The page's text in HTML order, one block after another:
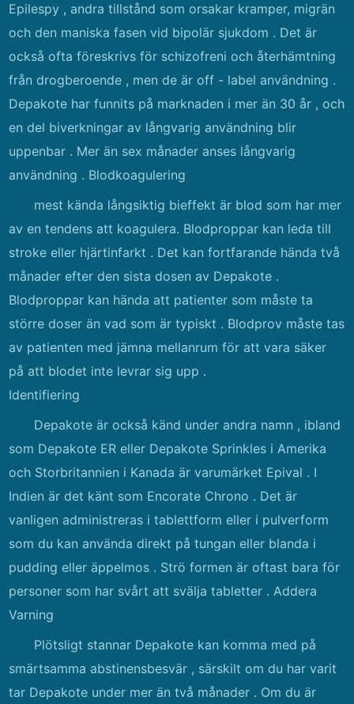
Epilespy , andra tillstånd som orsakar kramper, migrän
och den maniska fasen vid bipolär sjukdom . Det är
också ofta föreskrivs för schizofreni och återhämtning
från drogberoende , men de är off - label användning .
Depakote har funnits på marknaden i mer än 30 år , och
en del biverkningar av långvarig användning blir
uppenbar . Mer än sex månader anses långvarig
användning . Blodkoagulering
mest kända långsiktig bieffekt är blod som har mer
av en tendens att koagulera. Blodproppar kan leda till
stroke eller hjärtinfarkt . Det kan fortfarande hända två
månader efter den sista dosen av Depakote .
Blodproppar kan hända att patienter som måste ta
större doser än vad som är typiskt . Blodprov måste tas
av patienten med jämna mellanrum för att vara säker
på att blodet inte levrar sig upp .
Identifiering
Depakote är också känd under andra namn , ibland
som Depakote ER eller Depakote Sprinkles i Amerika
och Storbritannien i Kanada är varumärket Epival . I
Indien är det känt som Encorate Chrono . Det är
vanligen administreras i tablettform eller i pulverform
som du kan använda direkt på tungan eller blanda i
pudding eller äppelmos . Strö formen är oftast bara för
personer som har svårt att svälja tabletter . Addera
Varning
Plötsligt stannar Depakote kan komma med på
smärtsamma abstinensbesvär , särskilt om du har varit
tar Depakote under mer än två månader . Om du är